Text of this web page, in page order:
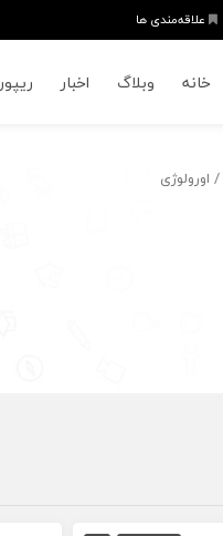
علاقه‌مندی ها
خانه وبلاگ اخبار
/ اورولوژی